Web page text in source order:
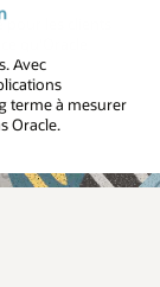
les clients
qu'Oracle
Avec
terme à mesurer
Oracle.